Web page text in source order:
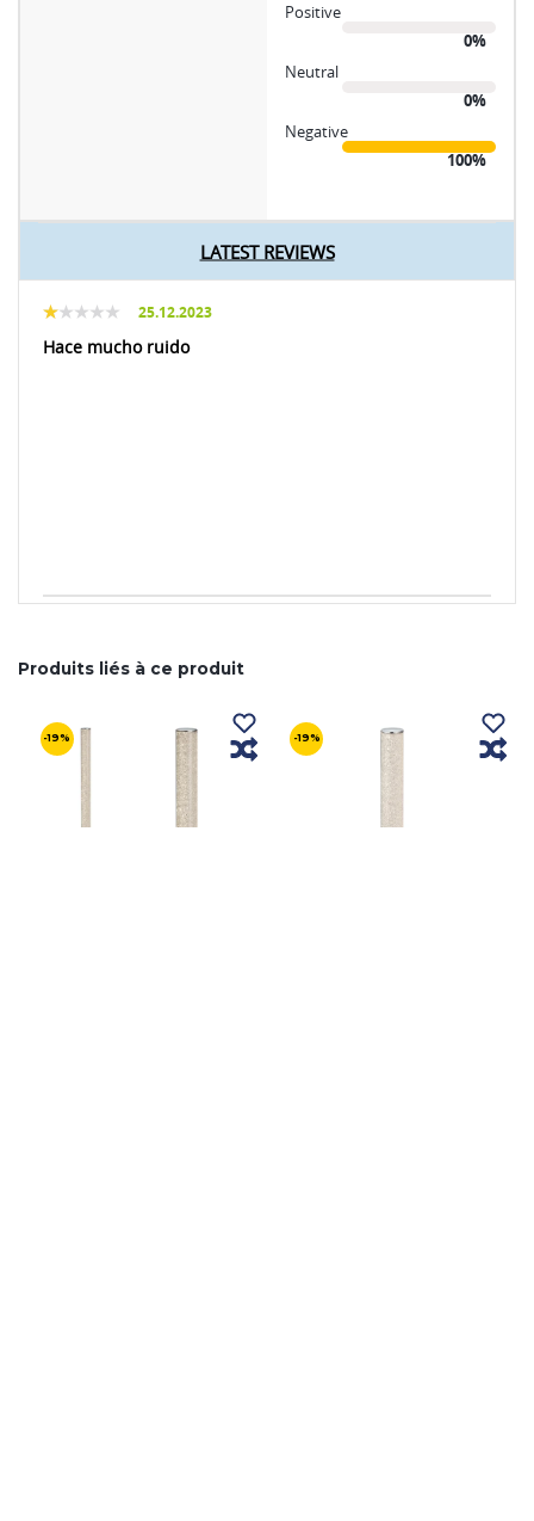
Positive
0%
Neutral
0%
Negative
100%
LATEST REVIEWS
25.12.2023
Hace mucho ruido
Produits liés à ce produit
-19% -19%